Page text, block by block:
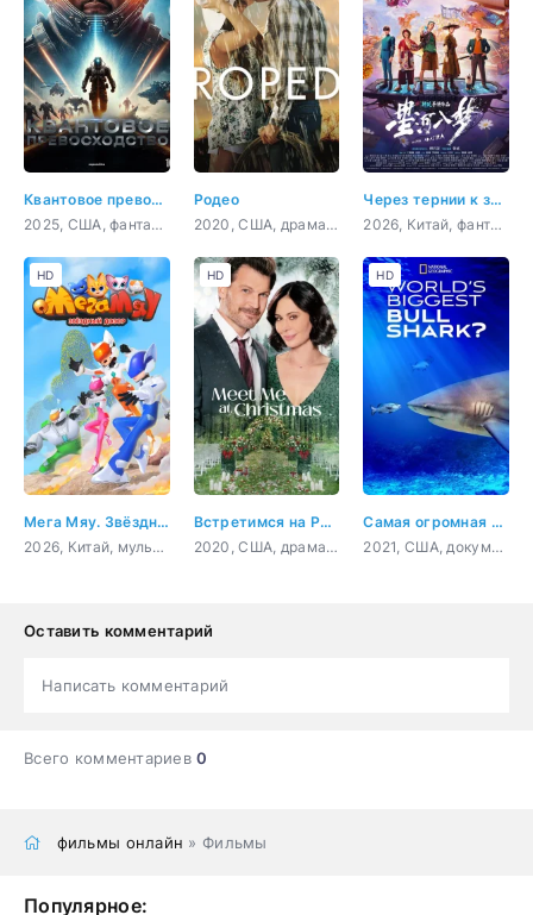
Квантовое превосходство
2025, США, фантастика, боевик, приключения
Родео
2020, США, драма, мелодрама
Через тернии к звёздам
2026, Китай, фантастика, боевик, приключения, комедия
Мега Мяу. Звёздный дозор
2026, Китай, мультфильм, детский, приключения, фантастика
HD
Встретимся на Рождество
2020, США, драма, мелодрама
HD
Самая огромная акула-бык
2021, США, документальный
HD
Оставить комментарий
Написать комментарий
Всего комментариев0
фильмы онлайн » Фильмы
Популярное: